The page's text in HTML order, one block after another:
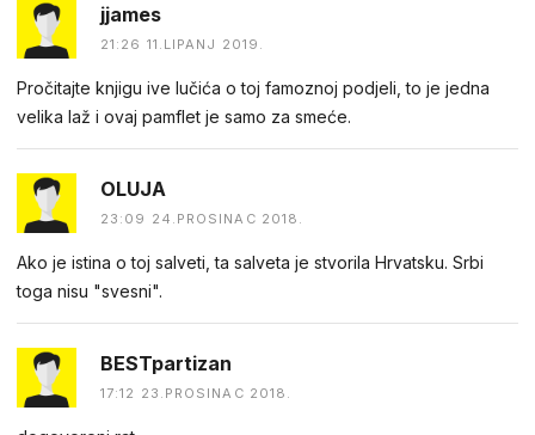
jjames
21:26 11.LIPANJ 2019.
Pročitajte knjigu ive lučića o toj famoznoj podjeli, to je jedna
velika laž i ovaj pamflet je samo za smeće.
OLUJA
23:09 24.PROSINAC 2018.
Ako je istina o toj salveti, ta salveta je stvorila Hrvatsku. Srbi
toga nisu "svesni".
BESTpartizan
17:12 23.PROSINAC 2018.